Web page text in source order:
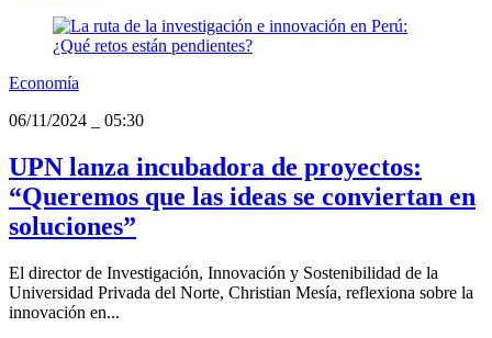
Economía
06/11/2024
05:30
UPN lanza incubadora de proyectos:
“Queremos que las ideas se conviertan en
soluciones”
El director de Investigación, Innovación y Sostenibilidad de la
Universidad Privada del Norte, Christian Mesía, reflexiona sobre la
innovación en...